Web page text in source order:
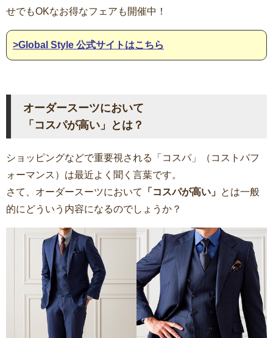
せでもOKなお得なフェアも開催中！
>Global Style 公式サイトはこちら
オーダースーツにおいて
「コスパが高い」とは？
ショッピングなどで重要視される「コスパ」（コストパフ
ォーマンス）は最近よく聞く言葉です。
さて、オーダースーツにおいて
「コスパが高い」 とは一般
的にどういう内容になるのでしょうか？